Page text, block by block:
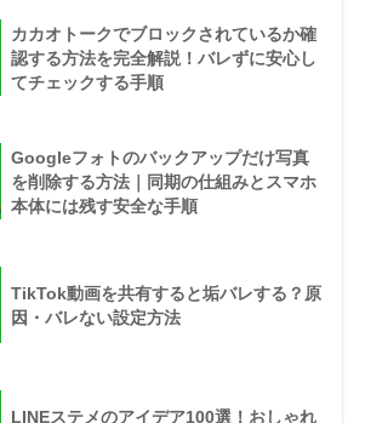
カカオトークでブロックされているか確
認する方法を完全解説！バレずに安心し
てチェックする手順
Googleフォトのバックアップだけ写真
を削除する方法｜同期の仕組みとスマホ
本体には残す安全な手順
TikTok動画を共有すると垢バレする？原
因・バレない設定方法
LINEステメのアイデア100選！おしゃれ